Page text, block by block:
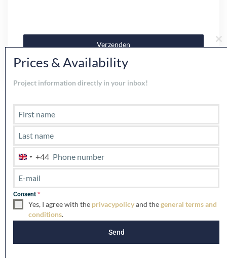
Verzenden
Vergelijkbare vermeldingen
Västra Marbella
Utvlad
Prices & Availability
Project information directly in your inbox!
U
n
i
t
e
d
K
+44
Consent *
Yes, I agree with the privacypolicyand thegeneral terms and
conditions.
Send